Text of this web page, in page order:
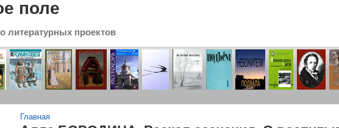
поле
литературных проектов
Вы здесь
Главная